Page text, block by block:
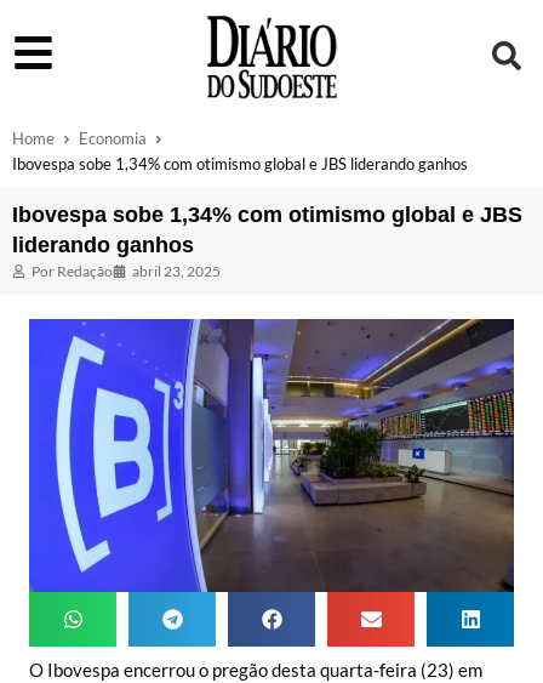
Home
Economia
Ibovespa sobe 1,34% com otimismo global e JBS liderando ganhos
Ibovespa sobe 1,34% com otimismo global e JBS
liderando ganhos
Por Redação abril 23, 2025
O Ibovespa encerrou o pregão desta quarta-feira (23) em